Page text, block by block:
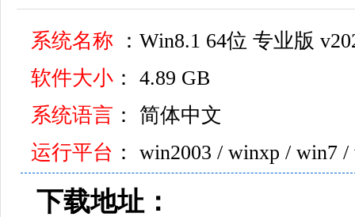
系统名称
：Win8.1 64位 专业版
软件大小 ： 4.89 GB
系统语言 ： 简体中文
运行平台 ： win2003 / winxp / win7
下载地址：